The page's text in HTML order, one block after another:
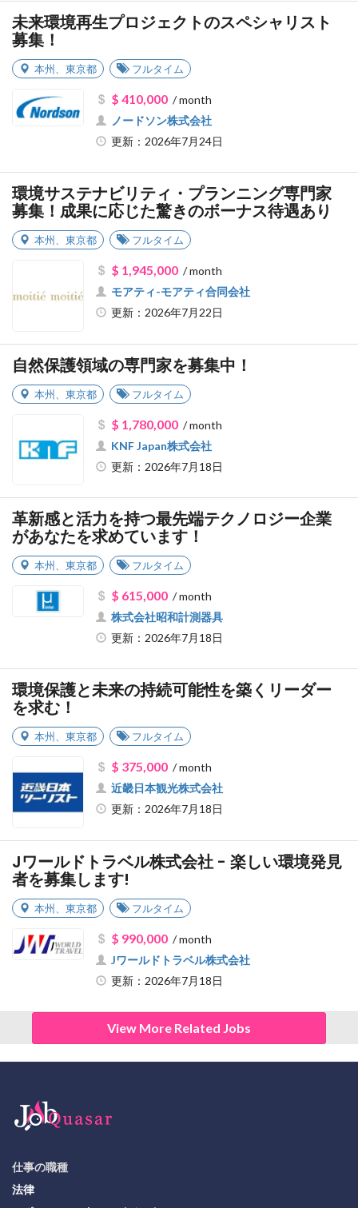
未来環境再生プロジェクトのスペシャリスト
募集！
本州 東京都 フルタイム
$ 410,000/ month
ノードソン株式会社
更新：2026年7月24日
環境サステナビリティ・プランニング専門家
募集！成果に応じた驚きのボーナス待遇あり
本州 東京都 フルタイム
$ 1,945,000/ month
モアティ-モアティ合同会社
更新：2026年7月22日
自然保護領域の専門家を募集中！
本州 東京都 フルタイム
$ 1,780,000/ month
KNF Japan株式会社
更新：2026年7月18日
革新感と活力を持つ最先端テクノロジー企業
があなたを求めています！
本州 東京都 フルタイム
$ 615,000/ month
株式会社昭和計測器具
更新：2026年7月18日
環境保護と未来の持続可能性を築くリーダー
を求む！
本州 東京都 フルタイム
$ 375,000/ month
近畿日本観光株式会社
更新：2026年7月18日
Jワールドトラベル株式会社 - 楽しい環境発見
者を募集します!
本州 東京都 フルタイム
$ 990,000/ month
Jワールドトラベル株式会社
更新：2026年7月18日
View More Related Jobs
仕事の職種
法律